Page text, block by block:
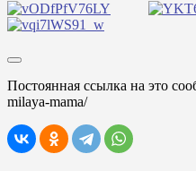
Постоянная ссылка на это
milaya-mama/